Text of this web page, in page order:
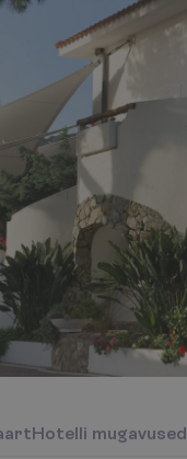
artHotelli mugavused